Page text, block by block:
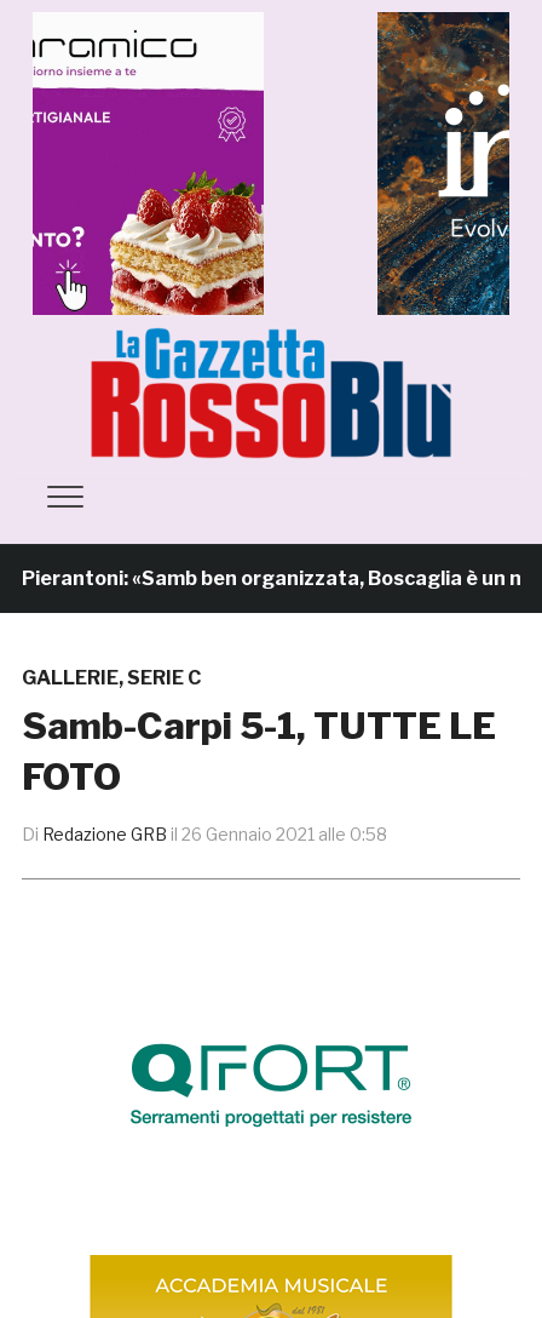
«Samb ben organizzata, Boscaglia è un
GALLERIE,SERIE C
Samb-Carpi 5-1, TUTTE LE
FOTO
Di Redazione GRB il 26 Gennaio 2021 alle 0:58